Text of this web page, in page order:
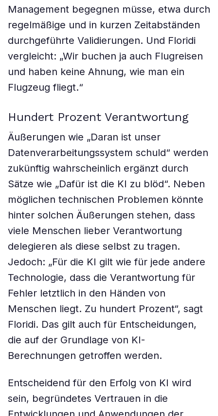
Management begegnen müsse, etwa durch
regelmäßige und in kurzen Zeitabständen
durchgeführte Validierungen. Und Floridi
vergleicht: „Wir buchen ja auch Flugreisen
und haben keine Ahnung, wie man ein
Flugzeug fliegt.“
Hundert Prozent Verantwortung
Äußerungen wie „Daran ist unser
Datenverarbeitungssystem schuld“ werden
zukünftig wahrscheinlich ergänzt durch
Sätze wie „Dafür ist die KI zu blöd“. Neben
möglichen technischen Problemen könnte
hinter solchen Äußerungen stehen, dass
viele Menschen lieber Verantwortung
delegieren als diese selbst zu tragen.
Jedoch: „Für die KI gilt wie für jede andere
Technologie, dass die Verantwortung für
Fehler letztlich in den Händen von
Menschen liegt. Zu hundert Prozent“, sagt
Floridi. Das gilt auch für Entscheidungen,
die auf der Grundlage von KI-
Berechnungen getroffen werden.
Entscheidend für den Erfolg von KI wird
sein, begründetes Vertrauen in die